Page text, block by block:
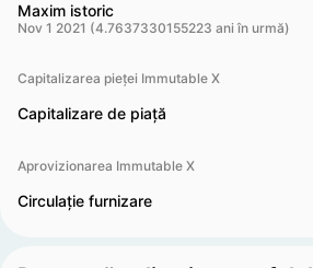
Maxim istoric
Nov 1 2021 (4.7637330155223 ani în urmă)
Capitalizarea pieței Immutable X
Capitalizare de piață
Aprovizionarea Immutable X
Circulație furnizare